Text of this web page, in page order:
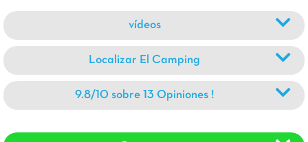
vídeos
Localizar El Camping
9.8/10 sobre 13 Opiniones !